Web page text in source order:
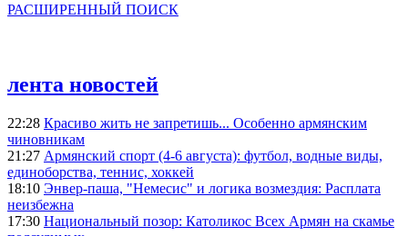
РАСШИРЕННЫЙ ПОИСК
лента новостей
22:28 Красиво жить не запретишь... Особенно армянским
чиновникам
21:27 Армянский спорт (4-6 августа): футбол, водные виды,
единоборства, теннис, хоккей
18:10 Энвер-паша, "Немесис" и логика возмездия: Расплата
неизбежна
17:30 Национальный позор: Католикос Всех Армян на скамье